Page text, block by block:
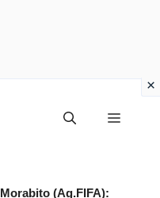
Menu
Morabito (Ag.FIFA):